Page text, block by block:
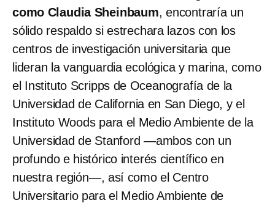
como Claudia Sheinbaum, encontraría un
sólido respaldo si estrechara lazos con los
centros de investigación universitaria que
lideran la vanguardia ecológica y marina, como
el Instituto Scripps de Oceanografía de la
Universidad de California en San Diego, y el
Instituto Woods para el Medio Ambiente de la
Universidad de Stanford —ambos con un
profundo e histórico interés científico en
nuestra región—, así como el Centro
Universitario para el Medio Ambiente de